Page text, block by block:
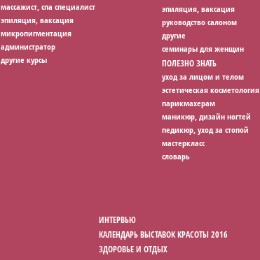
массажист, спа специалист
эпиляция, ваксация
микропигментация
администратор
другие курсы
эпиляция, ваксация
руководство салоном
другие
семинары для женщин
ПОЛЕЗНО ЗНАТЬ
уход за лицом и телом
эстетическая косметология
парикмахерам
маникюр, дизайн ногтей
педикюр, уход за стопой
мастеркласс
словарь
ИНТЕРВЬЮ
КАЛЕНДАРЬ ВЫСТАВОК КРАСОТЫ 2016
ЗДОРОВЬЕ И ОТДЫХ